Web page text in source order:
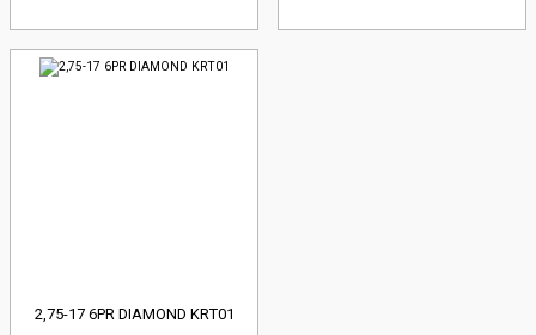
2,75-17 6PR DIAMOND KRT01